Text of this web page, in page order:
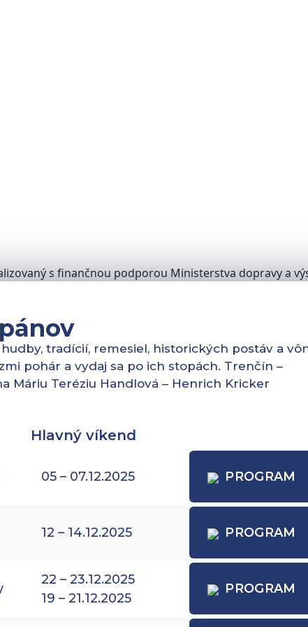
s finančnou podporou Ministerstva dopravy a
tradícií, remesiel, historických postáv a
pohár a vydaj sa po ich stopách. Trenčín –
Máriu Teréziu Handlová – Henrich Kricker
Hlavný víkend
05 – 07.12.2025 PROGRAM
12 – 14.12.2025 PROGRAM
22 – 23.12.2025
19 – 21.12.2025
PROGRAM